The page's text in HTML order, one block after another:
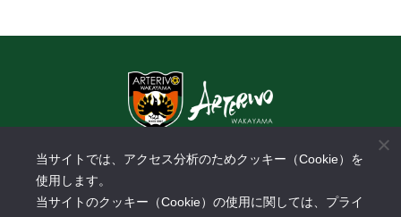
​スーパーセンターオークワパームシティ和歌山店3F
TEL:
営業時間：10:00～18:00
当サイトでは、アクセス分析のためクッキー（Cookie）を
使用します。
当サイトのクッキー（Cookie）の使用に関しては、プライ